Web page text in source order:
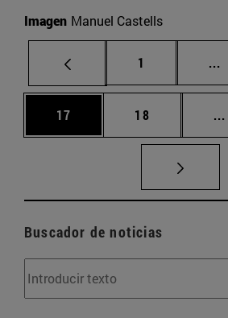
Imagen Manuel Castells
Página
1 ...
Página
17 Página
18 ...
Buscador de noticias